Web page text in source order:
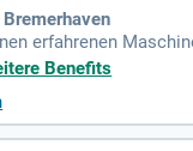
erfahrenen
Werft. Diese
und
für
Benefits